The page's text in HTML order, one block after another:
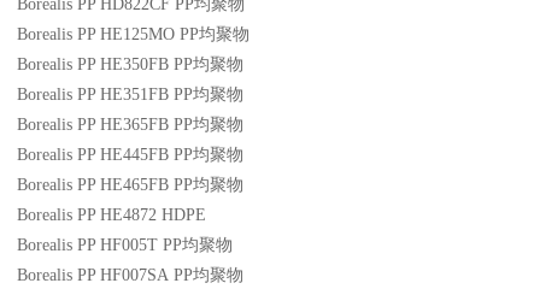
Borealis PP HD822CF PP均聚物
Borealis PP HE125MO PP均聚物
Borealis PP HE350FB PP均聚物
Borealis PP HE351FB PP均聚物
Borealis PP HE365FB PP均聚物
Borealis PP HE445FB PP均聚物
Borealis PP HE465FB PP均聚物
Borealis PP HE4872 HDPE
Borealis PP HF005T PP均聚物
Borealis PP HF007SA PP均聚物